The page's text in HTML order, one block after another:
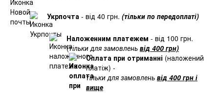
Укрпочта - від 40 грн. (тільки по передоплаті)
Наложенним платежем - від 100 грн.
(тільки для замовлень від 400 грн)
Оплата при отриманні (наложений
платіж) -
тільки для замовлень від 400 грн і
вище